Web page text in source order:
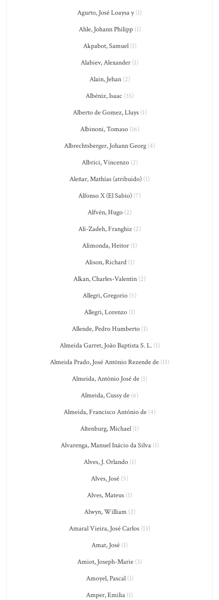
Agurto, José Loaysa y(1)
Ahle, Johann Philipp(1)
Akpabot, Samuel(1)
Alabiev, Alexander (1)
Alain, Jehan(2)
Albéniz, Isaac (35)
Alberto de Gomez, Lluys(1)
Albinoni, Tomaso(16)
Albrechtsberger, Johann Georg (4)
Albrici, Vincenzo(2)
Aleñar, Mathías (atribuido) (1)
Alfonso X (El Sabio) (7)
Alfvén, Hugo (2)
Ali-Zadeh, Franghiz (2)
Alimonda, Heitor (1)
Alison, Richard(1)
Alkan, Charles-Valentin (2)
Allegri, Gregorio (5)
Allegri, Lorenzo (1)
Allende, Pedro Humberto(1)
Almeida Garret, João Baptista S. L.(1)
Almeida Prado, José Antônio Rezende de (11)
Almeida, Antônio José de (1)
Almeida, Cussy de (6)
Almeida, Francisco António de (4)
Altenburg, Michael (1)
Alvarenga, Manuel Inácio da Silva(1)
Alves, J. Orlando(1)
Alves, José (5)
Alves, Mateus (1)
Alwyn, William(2)
Amaral Vieira, José Carlos (13)
Amat, José (1)
Amiot, Joseph-Marie (3)
Amoyel, Pascal(1)
Amper, Emilia (1)